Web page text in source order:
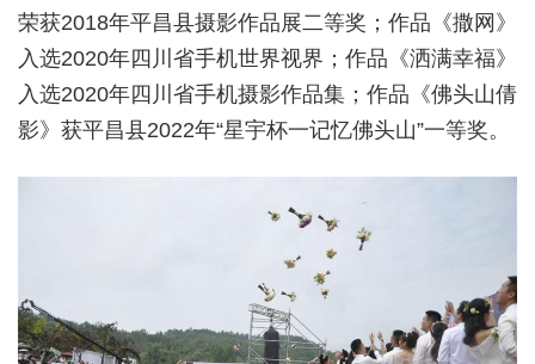
荣获2018年平昌县摄影作品展二等奖；作品《撒网》
入选2020年四川省手机世界视界； 作品《洒满幸福》
入选2020年四川省手机摄影作品集；作品《佛头山倩
影》获平昌县2022年“星宇杯一记忆佛头山”一等奖。